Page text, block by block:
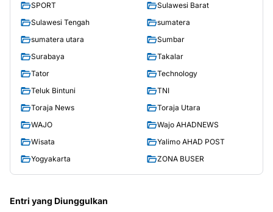
SPORT
Sulawesi Barat
Sulawesi Tengah
sumatera
sumatera utara
Sumbar
Surabaya
Takalar
Tator
Technology
Teluk Bintuni
TNI
Toraja News
Toraja Utara
WAJO
Wajo AHADNEWS
Wisata
Yalimo AHAD POST
Yogyakarta
ZONA BUSER
Entri yang Diunggulkan